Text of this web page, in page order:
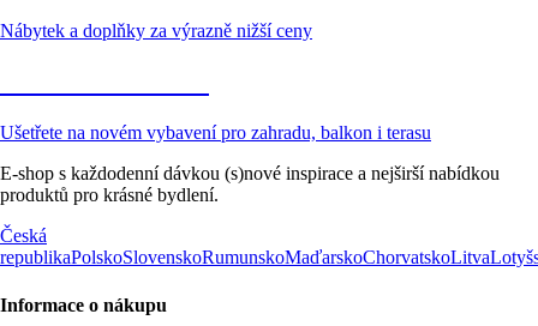
Nábytek a doplňky za výrazně nižší ceny
Ušetřete na novém vybavení pro zahradu, balkon i terasu
E-shop s každodenní dávkou (s)nové inspirace a nejširší nabídkou
produktů pro krásné bydlení.
Česká
republikaPolskoSlovenskoRumunskoMaďarskoChorvatskoLitva
Informace o nákupu